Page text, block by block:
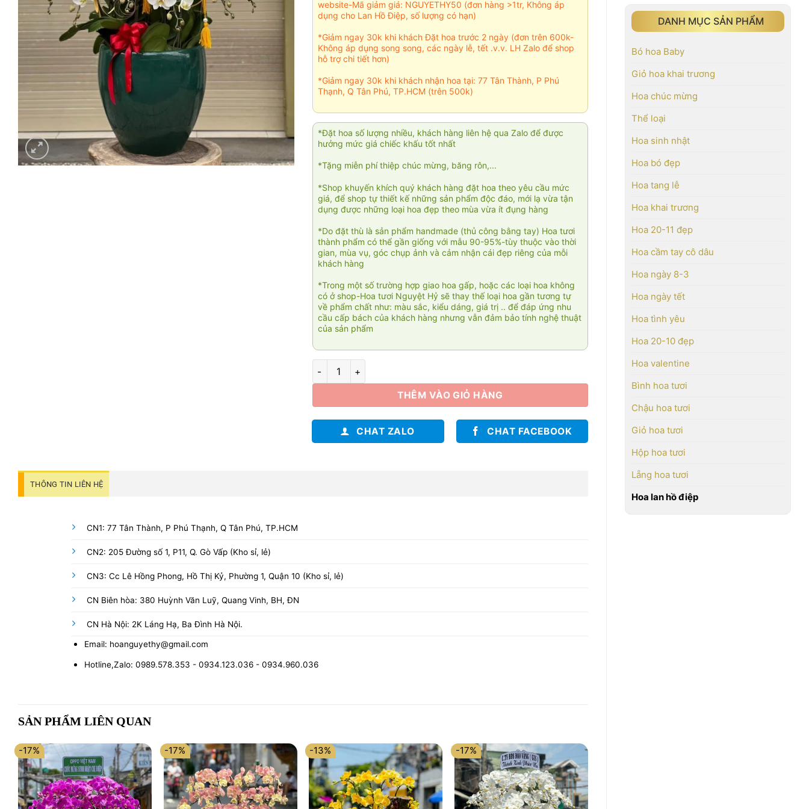
DANH MỤC SẢN PHẨM
Bó hoa Baby
Giỏ hoa khai trương
Hoa chúc mừng
Thể loại
Hoa sinh nhật
Hoa bó đẹp
Hoa tang lễ
Hoa khai trương
Hoa 20-11 đẹp
Hoa cầm tay cô dâu
Hoa ngày 8-3
Hoa ngày tết
Hoa tình yêu
Hoa 20-10 đẹp
Hoa valentine
Bình hoa tươi
Chậu hoa tươi
Giỏ hoa tươi
Hộp hoa tươi
Lẵng hoa tươi
Hoa lan hồ điệp
website-Mã giảm giá: NGUYETHY50 (đơn hàng >1tr, Không áp
dụng cho Lan Hồ Điệp, số lượng có hạn)
*Giảm ngay 30k khi khách Đặt hoa trước 2 ngày (đơn trên 600k-
Không áp dụng song song, các ngày lễ, tết .v.v. LH Zalo để shop
hỗ trợ chi tiết hơn)
*Giảm ngay 30k khi khách nhận hoa tại: 77 Tân Thành, P Phú
Thạnh, Q Tân Phú, TP.HCM (trên 500k)
*Đặt hoa số lượng nhiều, khách hàng liên hệ qua Zalo để được
hưởng mức giá chiếc khấu tốt nhất
*Tặng miễn phí thiệp chúc mừng, băng rôn,...
*Shop khuyến khích quý khách hàng đặt hoa theo yêu cầu mức
giá, để shop tự thiết kế những sản phẩm độc đáo, mới lạ vừa tận
dụng được những loại hoa đẹp theo mùa vừa ít đụng hàng
*Do đặt thù là sản phẩm handmade (thủ công bằng tay) Hoa tươi
thành phẩm có thể gần giống với mẫu 90-95%-tùy thuộc vào thời
gian, mùa vụ, góc chụp ảnh và cảm nhận cái đẹp riêng của mỗi
khách hàng
*Trong một số trường hợp giao hoa gấp, hoặc các loại hoa không
có ở shop-Hoa tươi Nguyệt Hỷ sẽ thay thế loại hoa gần tương tự
về phẩm chất như: màu sắc, kiểu dáng, giá trị .. để đáp ứng nhu
cầu cấp bách của khách hàng nhưng vẫn đảm bảo tính nghệ thuật
của sản phẩm
Lộc trường phát 01 số lượng
THÊM VÀO GIỎ HÀNG
CHAT ZALO CHAT FACEBOOK
THÔNG TIN LIÊN HỆ
CN1: 77 Tân Thành, P Phú Thạnh, Q Tân Phú, TP.HCM
CN2: 205 Đường số 1, P11, Q. Gò Vấp (Kho sỉ, lẻ)
CN3: Cc Lê Hồng Phong, Hồ Thị Kỷ, Phường 1, Quận 10 (Kho sỉ, lẻ)
CN Biên hòa: 380 Huỳnh Văn Luỹ, Quang Vinh, BH, ĐN
CN Hà Nội: 2K Láng Hạ, Ba Đình Hà Nội.
Email: hoanguyethy@gmail.com
Hotline,Zalo: 0989.578.353 - 0934.123.036 - 0934.960.036
SẢN PHẨM LIÊN QUAN
-17% -17% -13% -17%